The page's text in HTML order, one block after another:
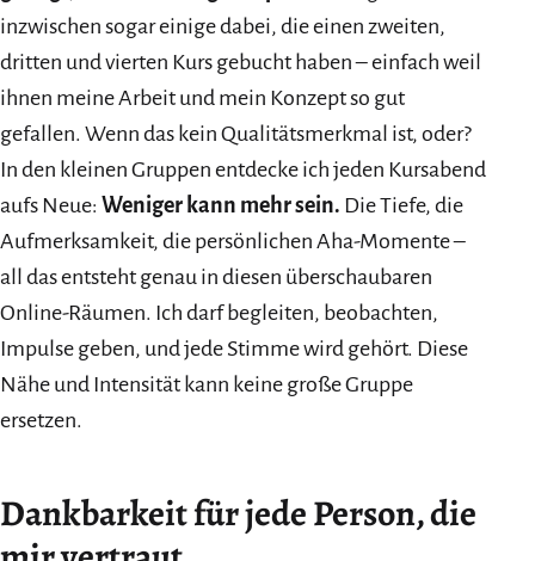
inzwischen sogar einige dabei, die einen zweiten,
dritten und vierten Kurs gebucht haben – einfach weil
ihnen meine Arbeit und mein Konzept so gut
gefallen. Wenn das kein Qualitätsmerkmal ist, oder?
In den kleinen Gruppen entdecke ich jeden Kursabend
aufs Neue: Weniger kann mehr sein. Die Tiefe, die
Aufmerksamkeit, die persönlichen Aha-Momente –
all das entsteht genau in diesen überschaubaren
Online-Räumen. Ich darf begleiten, beobachten,
Impulse geben, und jede Stimme wird gehört. Diese
Nähe und Intensität kann keine große Gruppe
ersetzen.
Dankbarkeit für jede Person, die